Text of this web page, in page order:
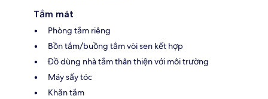
Tắm mát
Phòng tắm riêng
Bồn tắm/buồng tắm vòi sen kết hợp
Đồ dùng nhà tắm thân thiện với môi trường
Máy sấy tóc
Khăn tắm